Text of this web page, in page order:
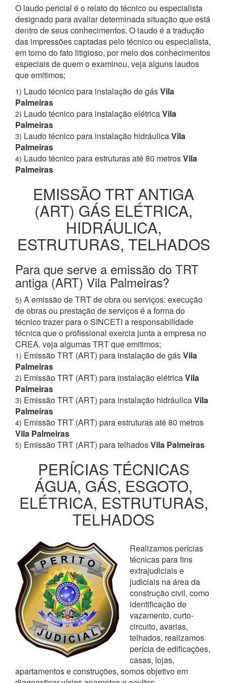
O laudo pericial é o relato do técnico ou especialista
designado para avaliar determinada situação que está
dentro de seus conhecimentos. O laudo é a tradução
das impressões captadas pelo técnico ou especialista,
em torno do fato litigioso, por meio dos conhecimentos
especiais de quem o examinou, veja alguns laudos
que emitimos;
1) Laudo técnico para instalação de gásVila
Palmeiras
2) Laudo técnico para instalação elétricaVila
Palmeiras
3) Laudo técnico para instalação hidráulicaVila
Palmeiras
4) Laudo técnico para estruturas até 80 metrosVila
Palmeiras
EMISSÃO TRT ANTIGA
(ART) GÁS ELÉTRICA,
HIDRÁULICA,
ESTRUTURAS, TELHADOS
Para que serve a emissão do TRT
antiga (ART) Vila Palmeiras?
5) A emissão de TRT de obra ou serviços: execução
de obras ou prestação de serviços é a forma do
técnico trazer para o SINCETI a responsabilidade
técnica que o profissional exercia junta a empresa no
CREA, veja algumas TRT que emitimos;
1) Emissão TRT (ART) para instalação de gásVila
Palmeiras
2) Emissão TRT (ART) para instalação elétricaVila
Palmeiras
3) Emissão TRT (ART) para instalação hidráulicaVila
Palmeiras
4) Emissão TRT (ART) para estruturas até 80 metros
Vila Palmeiras
5) Emissão TRT (ART) para telhadosVila Palmeiras
PERÍCIAS TÉCNICAS
ÁGUA, GÁS, ESGOTO,
ELÉTRICA, ESTRUTURAS,
TELHADOS
Realizamos perícias
técnicas para fins
extrajudiciais e
judiciais na área da
construção civil, como
identificação de
vazamento, curto-
circuito, avarias,
telhados, realizamos
perícia de edificações,
casas, lojas,
apartamentos e construções, somos objetivo em